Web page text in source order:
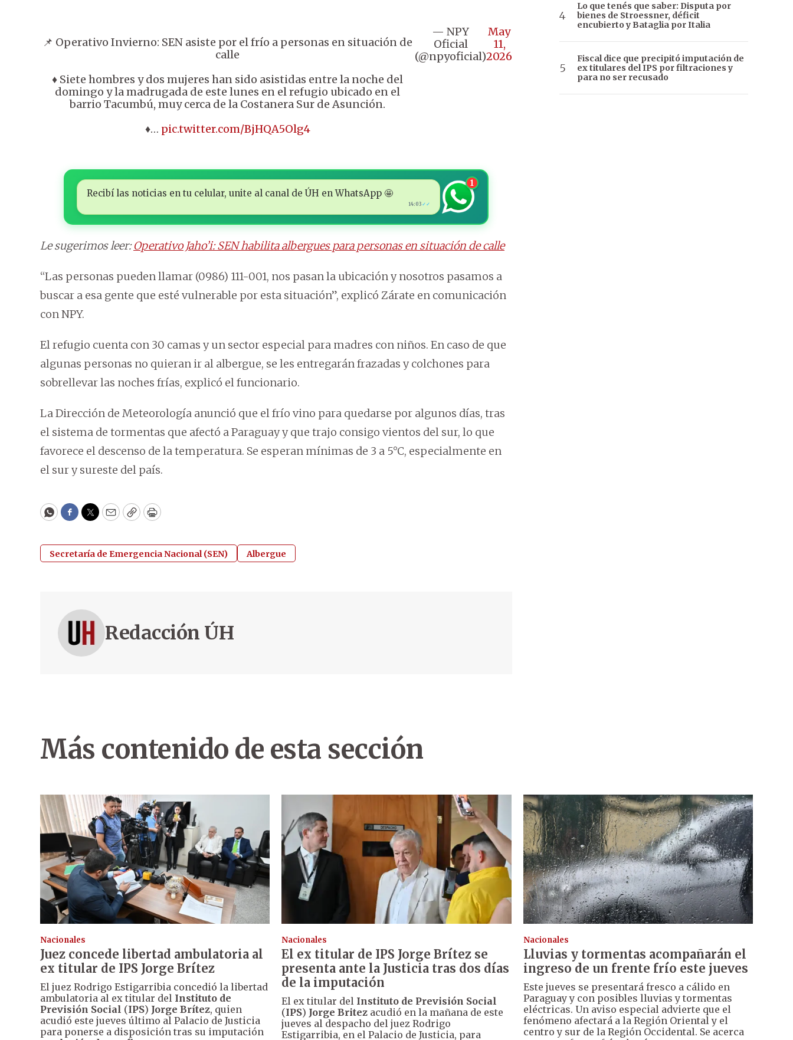
📌 Operativo Invierno: SEN asiste por el frío a personas en situación de
calle
♦️ Siete hombres y dos mujeres han sido asistidas entre la noche del
domingo y la madrugada de este lunes en el refugio ubicado en el
barrio Tacumbú, muy cerca de la Costanera Sur de Asunción.
♦️… pic.twitter.com/BjHQA5Olg4
— NPY
Oficial
(@npyoficial)
May
11,
2026
Recibí las noticias en tu celular, unite al canal de ÚH en WhatsApp 🤩
14:03 ✓✓
1
Le sugerimos leer:Operativo Jaho’i: SEN habilita albergues para personas en situación de calle
“Las personas pueden llamar (0986) 111-001, nos pasan la ubicación y nosotros pasamos a
buscar a esa gente que esté vulnerable por esta situación”, explicó Zárate en comunicación
con NPY.
El refugio cuenta con 30 camas y un sector especial para madres con niños. En caso de que
algunas personas no quieran ir al albergue, se les entregarán frazadas y colchones para
sobrellevar las noches frías, explicó el funcionario.
La Dirección de Meteorología anunció que el frío vino para quedarse por algunos días, tras
el sistema de tormentas que afectó a Paraguay y que trajo consigo vientos del sur, lo que
favorece el descenso de la temperatura. Se esperan mínimas de 3 a 5°C, especialmente en
el sur y sureste del país.
WhatsApp
Facebook
Twitter
EmailCopyPrint
Secretaría de Emergencia Nacional (SEN) Albergue
Redacción ÚH
Lo que tenés que saber: Disputa por
bienes de Stroessner, déficit
encubierto y Bataglia por Italia
Fiscal dice que precipitó imputación de
ex titulares del IPS por filtraciones y
para no ser recusado
Más contenido de esta sección
Nacionales
Juez concede libertad ambulatoria al
ex titular de IPS Jorge Brítez
El juez Rodrigo Estigarribia concedió la libertad
ambulatoria al ex titular del Instituto de
Previsión Social (IPS) Jorge Brítez, quien
acudió este jueves último al Palacio de Justicia
para ponerse a disposición tras su imputación
Nacionales
El ex titular de IPS Jorge Brítez se
presenta ante la Justicia tras dos días
de la imputación
El ex titular del Instituto de Previsión Social
(IPS) Jorge Britez acudió en la mañana de este
jueves al despacho del juez Rodrigo
Estigarribia, en el Palacio de Justicia, para
Nacionales
Lluvias y tormentas acompañarán el
ingreso de un frente frío este jueves
Este jueves se presentará fresco a cálido en
Paraguay y con posibles lluvias y tormentas
eléctricas. Un aviso especial advierte que el
fenómeno afectará a la Región Oriental y el
centro y sur de la Región Occidental. Se acerca